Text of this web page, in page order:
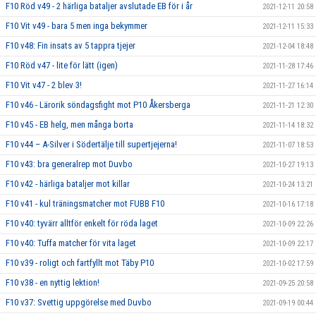
F10 Röd v49 - 2 härliga bataljer avslutade EB för i år 2021-12-11 20:58
F10 Vit v49 - bara 5 men inga bekymmer 2021-12-11 15:33
F10 v48: Fin insats av 5 tappra tjejer 2021-12-04 18:48
F10 Röd v47 - lite för lätt (igen) 2021-11-28 17:46
F10 Vit v47 - 2 blev 3! 2021-11-27 16:14
F10 v46 - Lärorik söndagsfight mot P10 Åkersberga 2021-11-21 12:30
F10 v45 - EB helg, men många borta 2021-11-14 18:32
F10 v44 – A-Silver i Södertälje till supertjejerna! 2021-11-07 18:53
F10 v43: bra generalrep mot Duvbo 2021-10-27 19:13
F10 v42 - härliga bataljer mot killar 2021-10-24 13:21
F10 v41 - kul träningsmatcher mot FUBB F10 2021-10-16 17:18
F10 v40: tyvärr alltför enkelt för röda laget 2021-10-09 22:26
F10 v40: Tuffa matcher för vita laget 2021-10-09 22:17
F10 v39 - roligt och fartfyllt mot Täby P10 2021-10-02 17:59
F10 v38 - en nyttig lektion! 2021-09-25 20:58
F10 v37: Svettig uppgörelse med Duvbo 2021-09-19 00:44